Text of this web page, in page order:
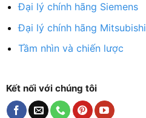
Đại lý chính hãng Siemens
Đại lý chính hãng Mitsubishi
Tầm nhìn và chiến lược
Kết nối với chúng tôi